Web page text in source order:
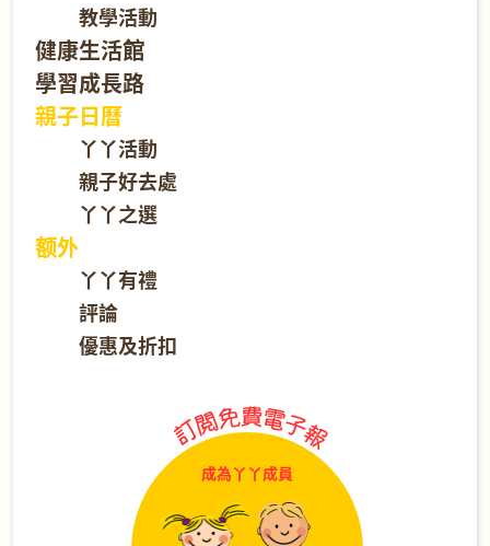
教學活動
健康生活館
學習成長路
親子日曆
丫丫活動
親子好去處
丫丫之選
额外
丫丫有禮
評論
優惠及折扣
成為丫丫成員